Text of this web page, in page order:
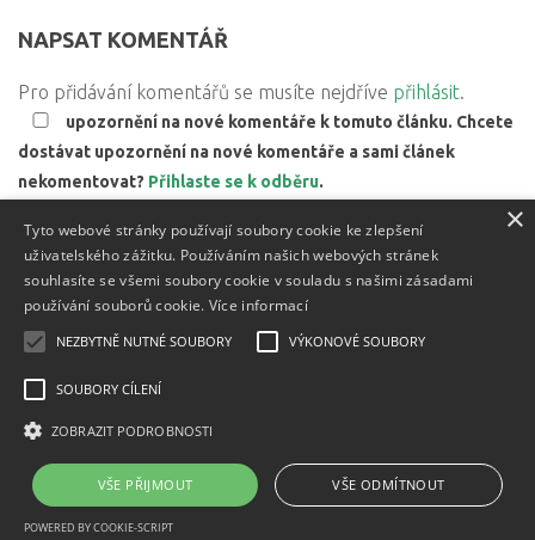
NAPSAT KOMENTÁŘ
Pro přidávání komentářů se musíte nejdříve přihlásit.
upozornění na nové komentáře k tomuto článku. Chcete
dostávat upozornění na nové komentáře a sami článek
nekomentovat? Přihlaste se k odběru.
Zjistěte,
jak jsou zpracovávány údaje z komentářů.
Textový obsah je zveřejněn pod licencíCreative Commons BY
uvedeny u těchto materiálů.
Powered by
×
Tyto webové stránky používají soubory cookie ke zlepšení
uživatelského zážitku. Používáním našich webových stránek
souhlasíte se všemi soubory cookie v souladu s našimi zásadami
používání souborů cookie. Více informací
NEZBYTNĚ NUTNÉ SOUBORY VÝKONOVÉ SOUBORY
SOUBORY CÍLENÍ
ZOBRAZIT PODROBNOSTI
VŠE PŘIJMOUT VŠE ODMÍTNOUT
POWERED BY COOKIE-SCRIPT